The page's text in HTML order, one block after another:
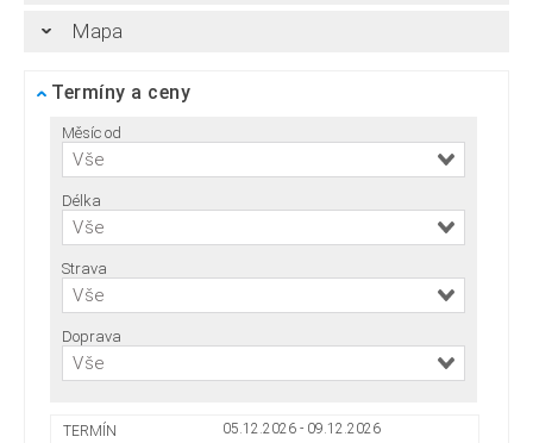
Mapa
Termíny a ceny
Měsíc od
Vše
Délka
Vše
Strava
Vše
Doprava
Vše
05.12.2026 - 09.12.2026